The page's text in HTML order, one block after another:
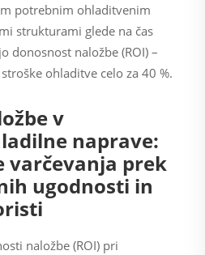
potrebnim ohladitvenim
strukturami glede na čas
donosnost naložbe (ROI) –
ohladitve celo za 40 %.
v
naprave:
prek
ugodnosti in
naložbe (ROI) pri